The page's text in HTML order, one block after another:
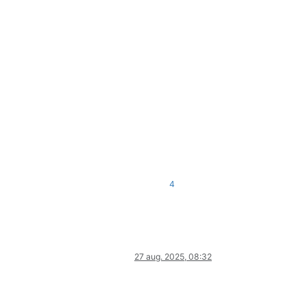
4
27 aug. 2025, 08:32